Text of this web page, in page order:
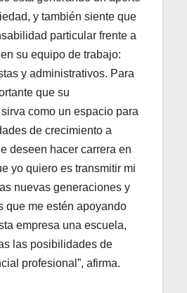
y también siente que
particular frente a
su equipo de trabajo:
y administrativos. Para
que su
como un espacio para
de crecimiento a
deseen hacer carrera en
yo quiero es transmitir mi
nuevas generaciones y
que me estén apoyando
empresa una escuela,
las posibilidades de
profesional”, afirma.